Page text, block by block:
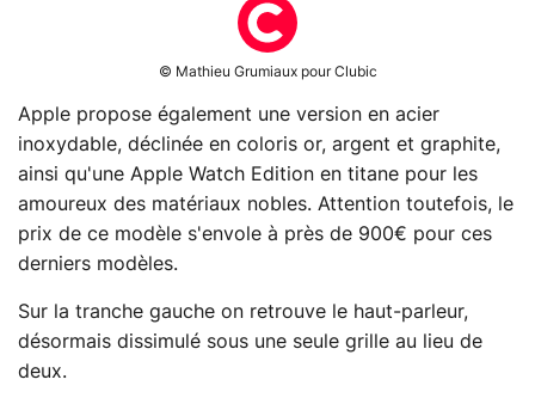
© Mathieu Grumiaux pour Clubic
Apple propose également une version en acier
inoxydable, déclinée en coloris or, argent et graphite,
ainsi qu'une Apple Watch Edition en titane pour les
amoureux des matériaux nobles. Attention toutefois, le
prix de ce modèle s'envole à près de 900€ pour ces
derniers modèles.
Sur la tranche gauche on retrouve le haut-parleur,
désormais dissimulé sous une seule grille au lieu de
deux.